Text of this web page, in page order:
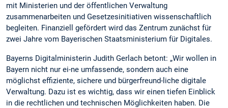
mit Ministerien und der öffentlichen Verwaltung
zusammenarbeiten und Gesetzesinitiativen wissenschaftlich
begleiten. Finanziell gefördert wird das Zentrum zunächst für
zwei Jahre vom Bayerischen Staatsministerium für Digitales.
Bayerns Digitalministerin Judith Gerlach betont: „Wir wollen in
Bayern nicht nur ei-ne umfassende, sondern auch eine
möglichst effiziente, sichere und bürgerfreund-liche digitale
Verwaltung. Dazu ist es wichtig, dass wir einen tiefen Einblick
in die rechtlichen und technischen Möglichkeiten haben. Die